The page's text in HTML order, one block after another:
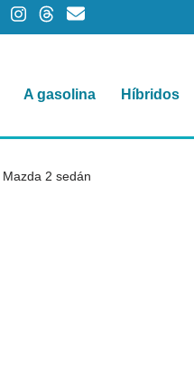
A gasolina Híbridos
Mazda 2 sedán